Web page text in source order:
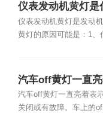
仪表发动机黄灯是
仪表发动机黄灯是发动
黄灯的原因可能是：1、
汽车off黄灯一直
汽车off黄灯一直亮着表
关闭或有故障。车上的